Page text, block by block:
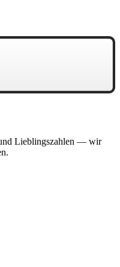
Lieblingszahlen — wir